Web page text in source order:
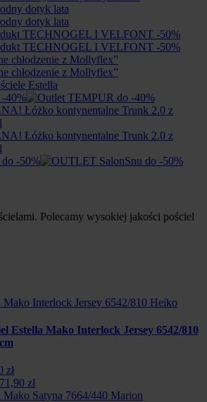
Polecamy wysokiej jakości pościel
Estella Mako Interlock Jersey 6542/810
zł
zł